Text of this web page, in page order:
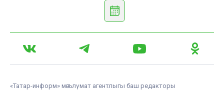
«Татар-информ» мәгълүмат агентлыгы баш редакторы